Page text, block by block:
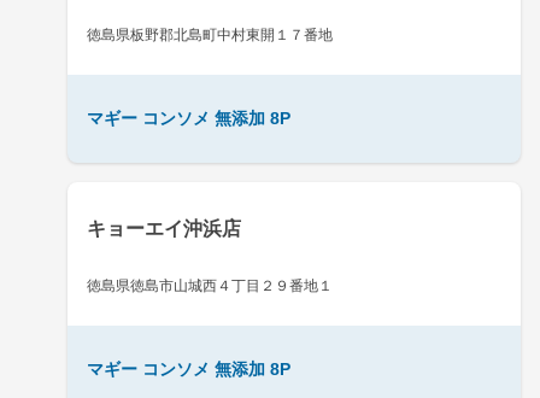
徳島県板野郡北島町中村東開１７番地
マギー コンソメ 無添加 8P
キョーエイ沖浜店
徳島県徳島市山城西４丁目２９番地１
マギー コンソメ 無添加 8P